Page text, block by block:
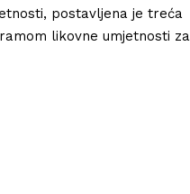
postavljena je treća
likovne umjetnosti za